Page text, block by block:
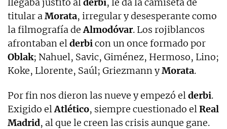
titular aMorata, irregular y desesperante como
la filmografía deAlmodóvar. Los rojiblancos
afrontaban elderbicon un once formado por
Oblak; Nahuel, Savic, Giménez, Hermoso, Lino;
Koke, Llorente, Saúl; Griezmann yMorata.
Por fin nos dieron las nueve y empezó elderbi.
Exigido elAtlético, siempre cuestionado elReal
Madrid, al que le creen las crisis aunque gane.